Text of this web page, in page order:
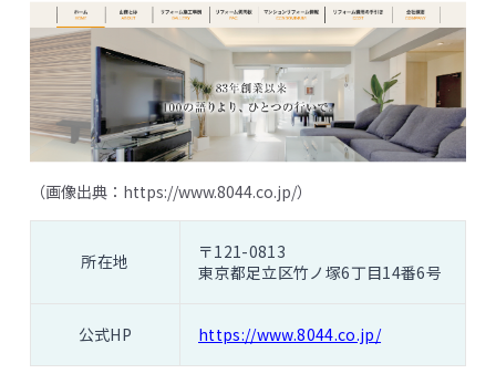
（画像出典： https://www.8044.co.jp/）
所在地
〒121-0813
東京都足立区竹ノ塚6丁目14番6号
公式HP https://www.8044.co.jp/